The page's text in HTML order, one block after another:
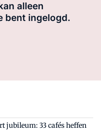
alleen
bent ingelogd.
jubileum: 33 cafés heffen